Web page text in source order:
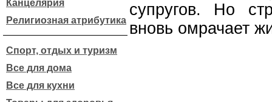
Канцелярия
Религиозная атрибутика
Спорт, отдых и туризм
Все для дома
Все для кухни
супругов. Но
вновь омрачает